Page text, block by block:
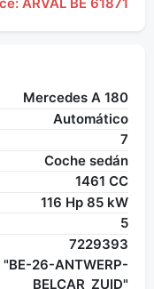
Mercedes A 180
Automático
7
Coche sedán
1461 CC
116 Hp 85 kW
5
7229393
26-ANTWERP-
BELCAR_ZUID"